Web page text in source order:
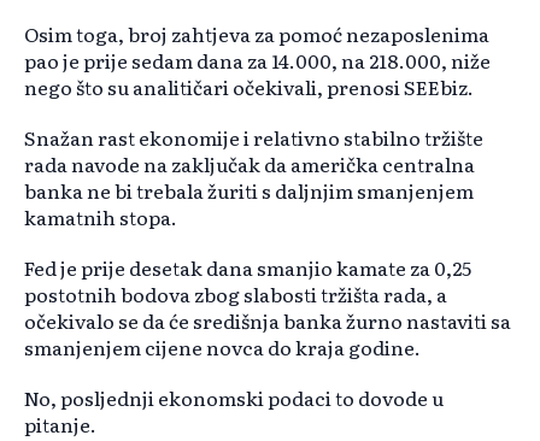
Osim toga, broj zahtjeva za pomoć nezaposlenima
pao je prije sedam dana za 14.000, na 218.000, niže
nego što su analitičari očekivali, prenosi SEEbiz.
Snažan rast ekonomije i relativno stabilno tržište
rada navode na zaključak da američka centralna
banka ne bi trebala žuriti s daljnjim smanjenjem
kamatnih stopa.
Fed je prije desetak dana smanjio kamate za 0,25
postotnih bodova zbog slabosti tržišta rada, a
očekivalo se da će središnja banka žurno nastaviti sa
smanjenjem cijene novca do kraja godine.
No, posljednji ekonomski podaci to dovode u
pitanje.